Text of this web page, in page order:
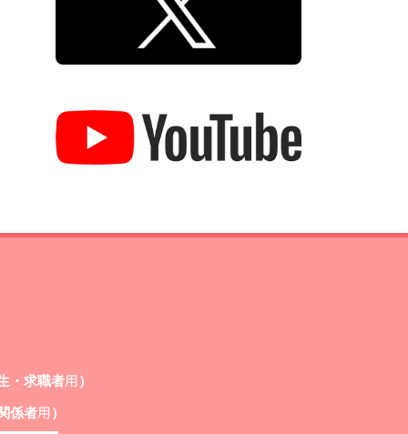
・求職者用）
係者用）